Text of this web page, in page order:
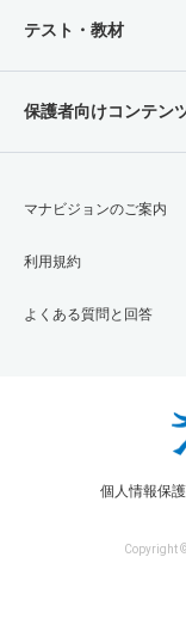
テスト・教材
保護者向けコンテン
マナビジョンのご案内
利用規約
よくある質問と回答
個人情報保
Copyright